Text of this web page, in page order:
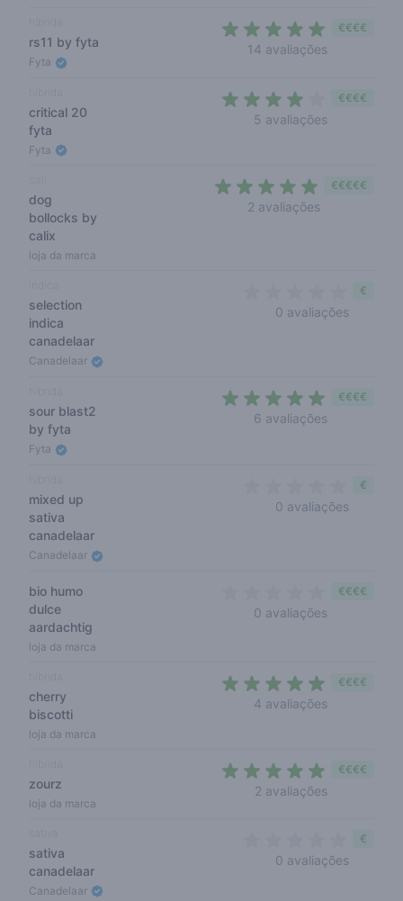
rs11 by fyta
Fyta
14 avaliações
€€€€
critical 20
fyta
Fyta
5 avaliações
€€€€
dog
bollocks by
calix
loja da marca
2 avaliações
€€€€€
selection
indica
canadelaar
Canadelaar
0 avaliações
€
sour blast2
by fyta
Fyta
6 avaliações
€€€€
mixed up
sativa
canadelaar
Canadelaar
0 avaliações
€
bio humo
dulce
aardachtig
loja da marca
0 avaliações
€€€€
cherry
biscotti
loja da marca
4 avaliações
€€€€
zourz
loja da marca
2 avaliações
€€€€
sativa
canadelaar
Canadelaar
0 avaliações
€